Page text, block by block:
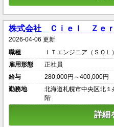
株式会社 Ｃｉｅｌ Ｚｅ
2026-04-06 更新
職種
ＩＴエンジニア（ＳＱＬ）
雇用形態
正社員
給与
280,000円～400,000円
勤務地
北海道札幌市中央区北
階
詳細